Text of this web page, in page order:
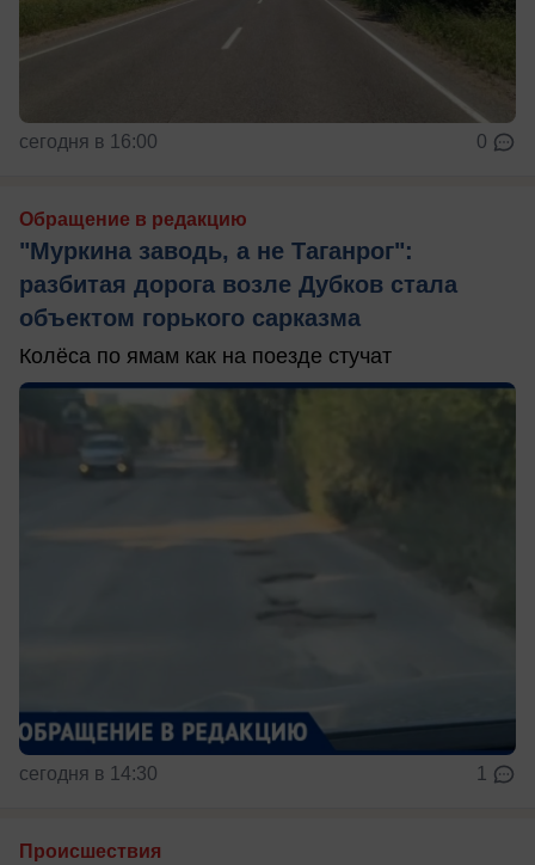
сегодня в 16:00 0
Обращение в редакцию
"Муркина заводь, а не Таганрог":
разбитая дорога возле Дубков стала
объектом горького сарказма
Колёса по ямам как на поезде стучат
сегодня в 14:30 1
Происшествия